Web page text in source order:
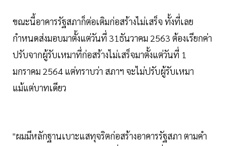
ขณะนี้อาคารรัฐสภาก็ต่อเติมก่อสร้างไม่เสร็จ ทั้งที่เลย
กำหนดส่งมอบมาตั้งแต่วันที่ 31ธันวาคม 2563 ต้องเรียกค่า
ปรับจากผู้รับเหมาที่ก่อสร้างไม่เสร็จมาตั้งแต่วันที่ 1
มกราคม 2564 แต่ทราบว่า สภาฯ จะไม่ปรับผู้รับเหมา
แม้แต่บาทเดียว
"ผมมีหลักฐานเบาะแสทุจริตก่อสร้างอาคารรัฐสภา ตามคำ